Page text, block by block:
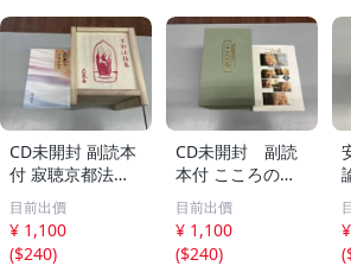
CD未開封 副読本
付 寂聴京都法話
集 ユーキャン
目前出價
¥ 1,100
($240)
CD未開封 副読
本付 こころの
扉 河合隼雄講話
集
目前出價
¥ 1,100
($240)
(